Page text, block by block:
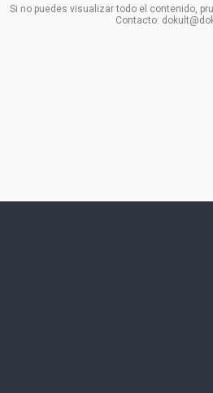
Si no puedes visualizar todo el contenido,
Contacto: